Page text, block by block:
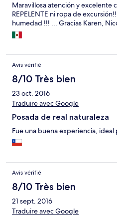
Maravillosa atención y excelente
REPELENTE ni ropa de
humedad !!! ... Gracias Karen,
Avis vérifié
8/10 Très bien
23 oct. 2016
Traduire avec Google
Posada de real naturaleza
Fue una buena experiencia,
Avis vérifié
8/10 Très bien
21 sept. 2016
Traduire avec Google